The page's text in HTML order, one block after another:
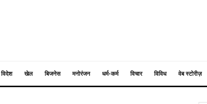
विदेश खेल बिजनेस मनोरंजन धर्म-कर्म विचार विविध वेब स्टोरीज़